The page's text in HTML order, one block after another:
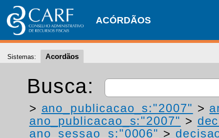
ACÓRDÃOS
Sistemas: Acordãos
Busca:
> ano_publicacao_s:"2007" >
ano_publicacao_s:"2007" >
ano_sessao_s:"0006" >